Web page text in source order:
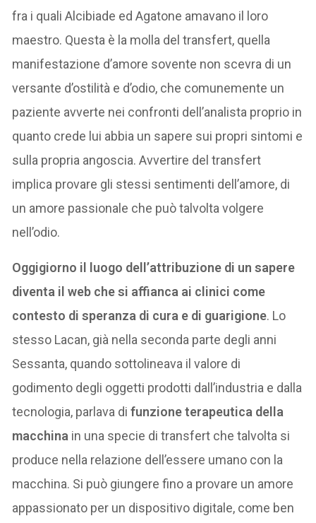
fra i quali Alcibiade ed Agatone amavano il loro
maestro. Questa è la molla del transfert, quella
manifestazione d’amore sovente non scevra di un
versante d’ostilità e d’odio, che comunemente un
paziente avverte nei confronti dell’analista proprio in
quanto crede lui abbia un sapere sui propri sintomi e
sulla propria angoscia. Avvertire del transfert
implica provare gli stessi sentimenti dell’amore, di
un amore passionale che può talvolta volgere
nell’odio.
Oggigiorno il luogo dell’attribuzione di un sapere
diventa il web che si affianca ai clinici come
contesto di speranza di cura e di guarigione. Lo
stesso Lacan, già nella seconda parte degli anni
Sessanta, quando sottolineava il valore di
godimento degli oggetti prodotti dall’industria e dalla
tecnologia, parlava difunzione terapeutica della
macchina in una specie di transfert che talvolta si
produce nella relazione dell’essere umano con la
macchina. Si può giungere fino a provare un amore
appassionato per un dispositivo digitale, come ben